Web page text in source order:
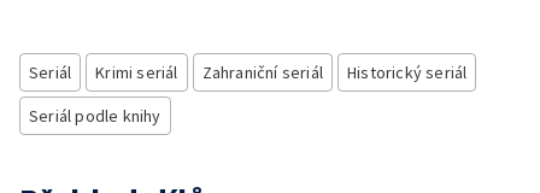
Seriál Krimi seriál Zahraniční seriál
Historický seriál
Seriál podle knihy